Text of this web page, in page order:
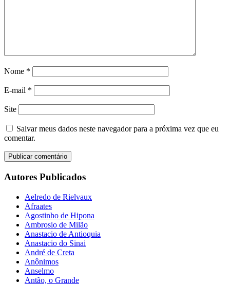
Nome *
E-mail *
Site
Salvar meus dados neste navegador para a próxima vez que eu
comentar.
Autores Publicados
Aelredo de Rielvaux
Afraates
Agostinho de Hipona
Ambrosio de Milão
Anastacio de Antioquia
Anastacio do Sinai
André de Creta
Anônimos
Anselmo
Antão, o Grande